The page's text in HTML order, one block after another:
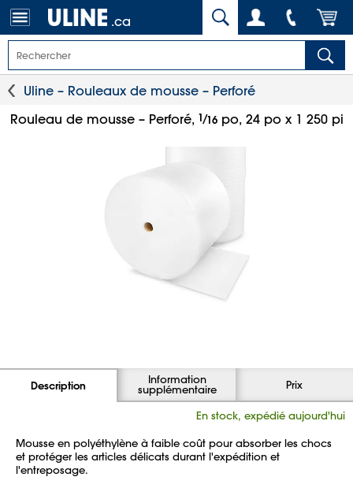
.ca
Uline – Rouleaux de mousse – Perforé
Rouleau de mousse – Perforé, 1⁄16po, 24 po x 1 250 pi
Description Information
supplémentaire Prix
En stock, expédié aujourd'hui
Mousse en polyéthylène à faible coût pour absorber les chocs
et protéger les articles délicats durant l'expédition et
l'entreposage.